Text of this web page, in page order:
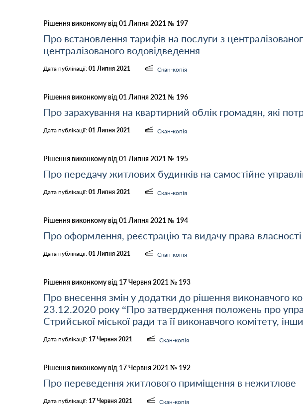
Рішення виконкому від 01 Липня 2021 № 197
Про встановлення тарифів на послуги з
централізованого водовідведення
Дата публікації: 01 Липня 2021 Скан-копія
Рішення виконкому від 01 Липня 2021 № 196
Про зарахування на квартирний облік громадян, які
Дата публікації: 01 Липня 2021 Скан-копія
Рішення виконкому від 01 Липня 2021 № 195
Про передачу житлових будинків на самостійне
Дата публікації: 01 Липня 2021 Скан-копія
Рішення виконкому від 01 Липня 2021 № 194
Про оформлення, реєстрацію та видачу права
Дата публікації: 01 Липня 2021 Скан-копія
Рішення виконкому від 17 Червня 2021 № 193
Про внесення змін у додатки до рішення виконавчого
23.12.2020 року “Про затвердження положень про
Стрийської міської ради та її виконавчого комітету,
Дата публікації: 17 Червня 2021 Скан-копія
Рішення виконкому від 17 Червня 2021 № 192
Про переведення житлового приміщення в нежитлове
Дата публікації: 17 Червня 2021 Скан-копія